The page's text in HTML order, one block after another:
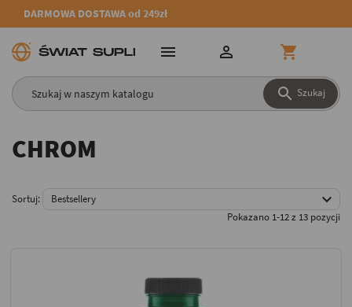
DARMOWA DOSTAWA od 249zł
 Szukaj
  
CHROM
Sortuj: Bestsellery 
Pokazano 1-12 z 13 pozycji